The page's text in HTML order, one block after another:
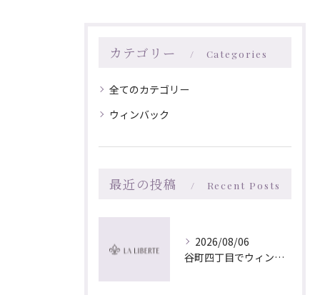
カテゴリー Categories
全てのカテゴリー
ウィンバック
最近の投稿 Recent Posts
2026/08/06
谷町四丁目でウィンバック×マッサージ｜LA LIBERTE